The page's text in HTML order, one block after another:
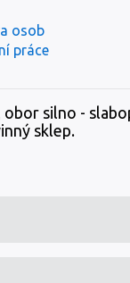
osob
práce
silno -
sklep.